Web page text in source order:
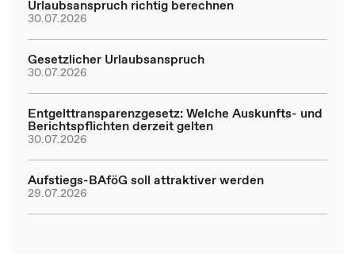
Urlaubsanspruch richtig berechnen
30.07.2026
Gesetzlicher Urlaubsanspruch
30.07.2026
Entgelttransparenzgesetz: Welche Auskunfts- und
Berichtspflichten derzeit gelten
30.07.2026
Aufstiegs-BAföG soll attraktiver werden
29.07.2026